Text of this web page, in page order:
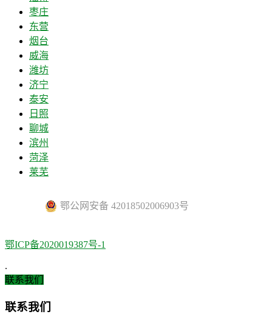
枣庄
东营
烟台
威海
潍坊
济宁
泰安
日照
聊城
滨州
菏泽
莱芜
鄂公网安备 42018502006903号
鄂ICP备2020019387号-1
.
联系我们
联系我们